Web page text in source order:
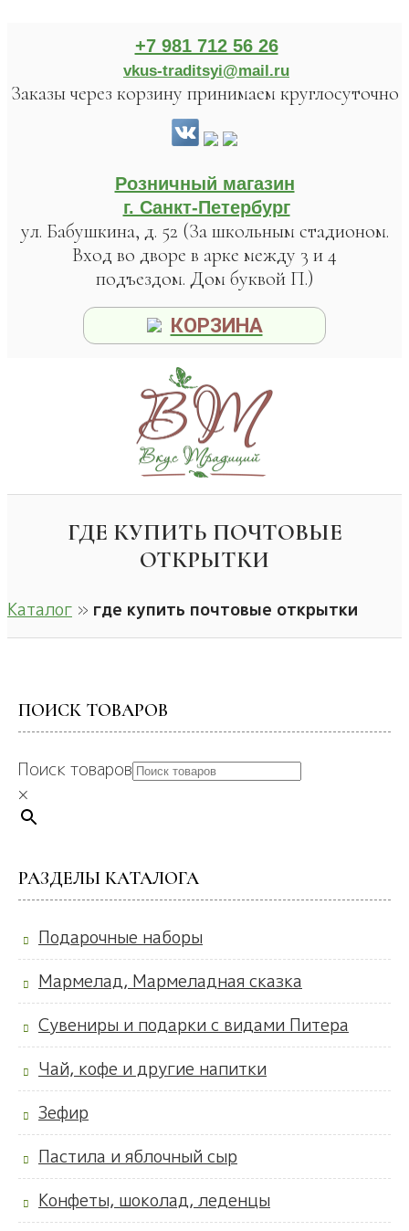
+7 981 712 56 26
vkus-traditsyi@mail.ru
Заказы через корзину принимаем круглосуточно
Розничный магазин
г. Санкт-Петербург
ул. Бабушкина, д. 52 (За школьным стадионом.
Вход во дворе в арке между 3 и 4
подъездом. Дом буквой П.)
КОРЗИНА
ГДЕ КУПИТЬ ПОЧТОВЫЕ
ОТКРЫТКИ
Каталог » где купить почтовые открытки
ПОИСК ТОВАРОВ
Поиск товаров
×
РАЗДЕЛЫ КАТАЛОГА
Подарочные наборы
Мармелад, Мармеладная сказка
Сувениры и подарки с видами Питера
Чай, кофе и другие напитки
Зефир
Пастила и яблочный сыр
Конфеты, шоколад, леденцы